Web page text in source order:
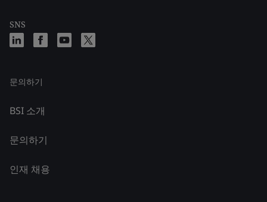
SNS
문의하기
BSI 소개
문의하기
인재 채용